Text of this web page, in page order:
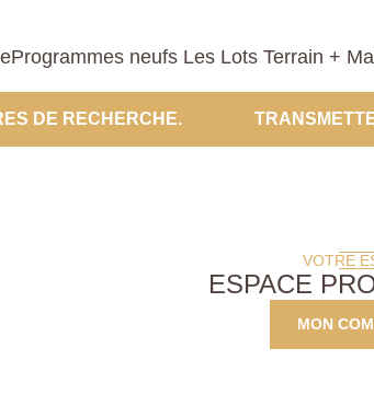
neufs Les Lots Terrain +
DE RECHERCHE.
VOTRE
ESPACE
MON